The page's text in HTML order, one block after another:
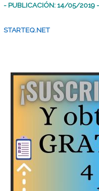
- PUBLICACIÓN: 14/05/2019
STARTEQ.NET